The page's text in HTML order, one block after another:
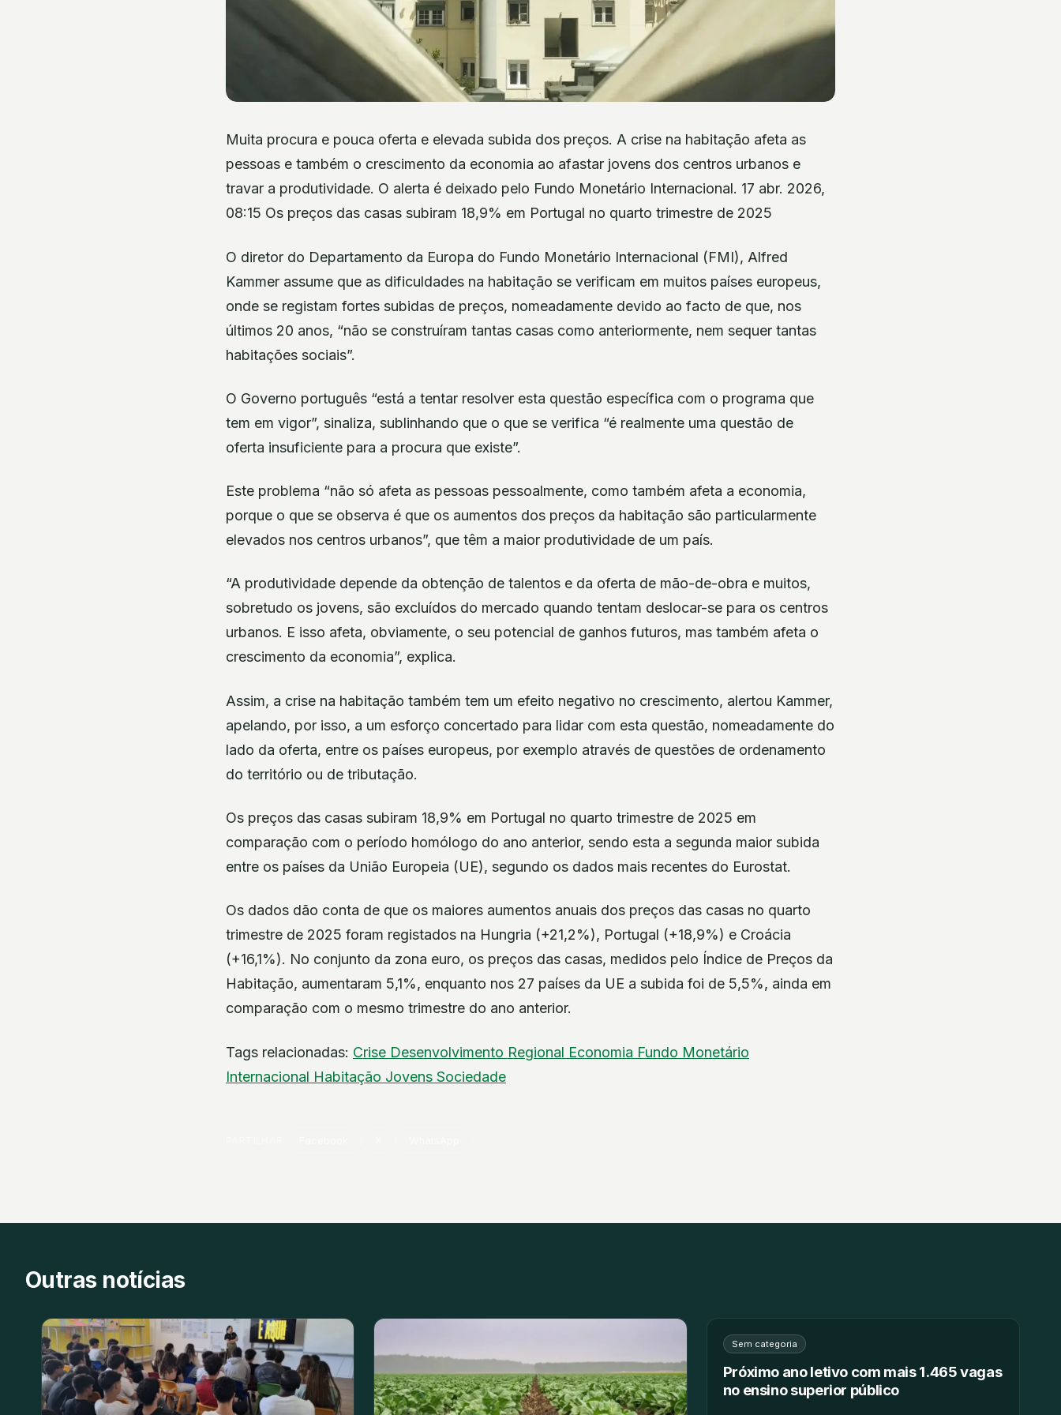
Muita procura e pouca oferta e elevada subida dos preços. A crise na habitação afeta as
pessoas e também o crescimento da economia ao afastar jovens dos centros urbanos e
travar a produtividade. O alerta é deixado pelo Fundo Monetário Internacional. 17 abr. 2026,
08:15 Os preços das casas subiram 18,9% em Portugal no quarto trimestre de 2025
O diretor do Departamento da Europa do Fundo Monetário Internacional (FMI), Alfred
Kammer assume que as dificuldades na habitação se verificam em muitos países europeus,
onde se registam fortes subidas de preços, nomeadamente devido ao facto de que, nos
últimos 20 anos, “não se construíram tantas casas como anteriormente, nem sequer tantas
habitações sociais”.
O Governo português “está a tentar resolver esta questão específica com o programa que
tem em vigor”, sinaliza, sublinhando que o que se verifica “é realmente uma questão de
oferta insuficiente para a procura que existe”.
Este problema “não só afeta as pessoas pessoalmente, como também afeta a economia,
porque o que se observa é que os aumentos dos preços da habitação são particularmente
elevados nos centros urbanos”, que têm a maior produtividade de um país.
“A produtividade depende da obtenção de talentos e da oferta de mão-de-obra e muitos,
sobretudo os jovens, são excluídos do mercado quando tentam deslocar-se para os centros
urbanos. E isso afeta, obviamente, o seu potencial de ganhos futuros, mas também afeta o
crescimento da economia”, explica.
Assim, a crise na habitação também tem um efeito negativo no crescimento, alertou Kammer,
apelando, por isso, a um esforço concertado para lidar com esta questão, nomeadamente do
lado da oferta, entre os países europeus, por exemplo através de questões de ordenamento
do território ou de tributação.
Os preços das casas subiram 18,9% em Portugal no quarto trimestre de 2025 em
comparação com o período homólogo do ano anterior, sendo esta a segunda maior subida
entre os países da União Europeia (UE), segundo os dados mais recentes do Eurostat.
Os dados dão conta de que os maiores aumentos anuais dos preços das casas no quarto
trimestre de 2025 foram registados na Hungria (+21,2%), Portugal (+18,9%) e Croácia
(+16,1%). No conjunto da zona euro, os preços das casas, medidos pelo Índice de Preços da
Habitação, aumentaram 5,1%, enquanto nos 27 países da UE a subida foi de 5,5%, ainda em
comparação com o mesmo trimestre do ano anterior.
Tags relacionadas: Crise Desenvolvimento Regional Economia Fundo Monetário
Internacional Habitação Jovens Sociedade
Outras notícias
Sem categoria
Próximo ano letivo com mais 1.465 vagas
no ensino superior público